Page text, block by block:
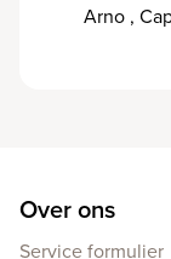
Arno ,
Over ons
Service formulier